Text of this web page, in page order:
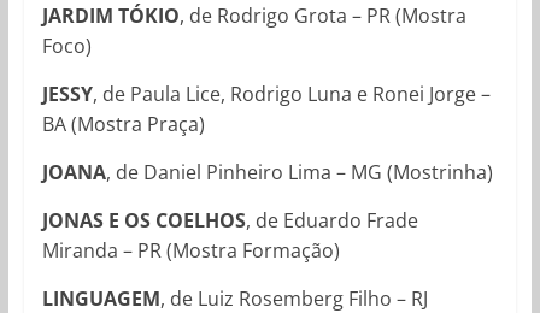
JARDIM TÓKIO, de Rodrigo Grota – PR (Mostra
Foco)
JESSY, de Paula Lice, Rodrigo Luna e Ronei Jorge –
BA (Mostra Praça)
JOANA, de Daniel Pinheiro Lima – MG (Mostrinha)
JONAS E OS COELHOS, de Eduardo Frade
Miranda – PR (Mostra Formação)
LINGUAGEM, de Luiz Rosemberg Filho – RJ